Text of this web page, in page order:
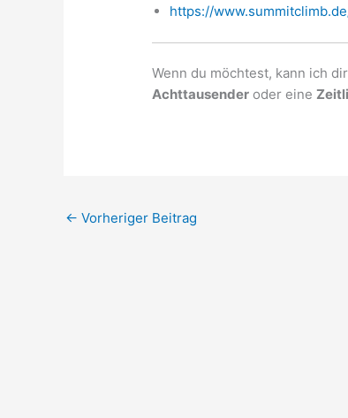
https://
Wenn du möchtest, kann ich
Achttausender oder eine
← Vorheriger Beitrag